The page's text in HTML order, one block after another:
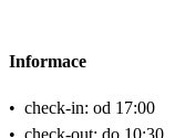
Informace
• check-in: od 17:00